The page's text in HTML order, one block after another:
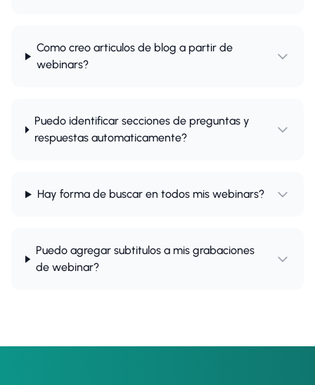
Como creo articulos de blog a partir de
webinars?
Puedo identificar secciones de preguntas y
respuestas automaticamente?
Hay forma de buscar en todos mis webinars?
Puedo agregar subtitulos a mis grabaciones
de webinar?